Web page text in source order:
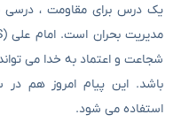
یک درس برای مقاومت ، درسی
شجاعت و اعتماد به خدا می
باشد. این پیام امروز هم
استفاده می شود.